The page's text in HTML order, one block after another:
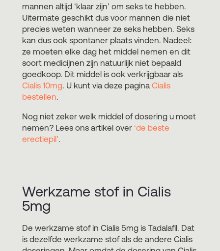
mannen altijd ‘klaar zijn’ om seks te hebben.
Uitermate geschikt dus voor mannen die niet
precies weten wanneer ze seks hebben. Seks
kan dus ook spontaner plaats vinden. Nadeel:
ze moeten elke dag het middel nemen en dit
soort medicijnen zijn natuurlijk niet bepaald
goedkoop. Dit middel is ook verkrijgbaar als
Cialis 10mg. U kunt via deze paginaCialis
bestellen.
Nog niet zeker welk middel of dosering u moet
nemen? Lees ons artikel over ‘de beste
erectiepil’.
Werkzame stof in Cialis
5mg
De werkzame stof in Cialis 5mg is Tadalafil. Dat
is dezelfde werkzame stof als de andere Cialis